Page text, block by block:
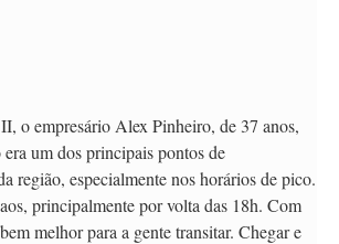
o empresário Alex Pinheiro, de 37 anos,
um dos principais pontos de
região, especialmente nos horários de pico.
principalmente por volta das 18h. Com
melhor para a gente transitar. Chegar e